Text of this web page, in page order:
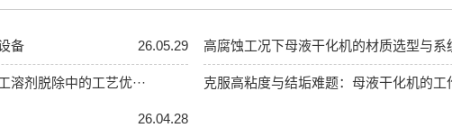
备 26.05.29 高腐蚀工况下母液干化机的材质选型与系
剂脱除中的工艺优···
26.04.28
克服高粘度与结垢难题：母液干化机的工